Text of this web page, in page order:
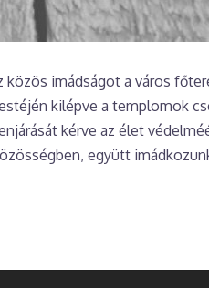
imádságot a város
kilépve a templomok
kérve az élet
együtt